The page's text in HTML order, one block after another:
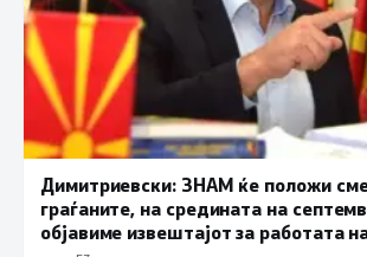
Димитриевски: ЗНАМ ќе положи
граѓаните, на средината на
објавиме извештајот за работата